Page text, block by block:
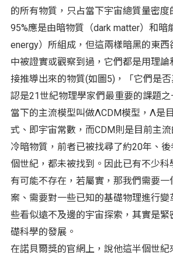
的所有物質，只占當下宇宙總質量密度
95%應是由暗物質（dark matter）和暗
energy）所組成，但這兩樣暗黑的東
中被證實或觀察到過，它們都是用理論
接推導出來的物質(如圖5)，「它們是
認是21世紀物理學家們最重要的課題之
當下的主流模型叫做ΛCDM模型，Λ是
式、即宇宙常數，而CDM則是目前主
冷暗物質，前者已被找尋了約20年、
個世紀，都未被找到。因此已有不少科
有可能不存在，若屬實，那我們需要
案、需要對一些已知的基礎物理進行變
些看似遠不及邊的宇宙探索，其實是緊
礎科學的發展。
在諾貝爾獎的官網上，說他這半個世紀